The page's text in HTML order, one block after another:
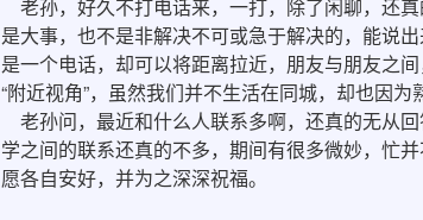
老孙，好久不打电话来，一打，除了闲聊，还
是大事，也不是非解决不可或急于解决的，能说
是一个电话，却可以将距离拉近，朋友与朋友之
“附近视角”，虽然我们并不生活在同城，却也因为
老孙问，最近和什么人联系多啊，还真的无从
学之间的联系还真的不多，期间有很多微妙，忙
愿各自安好，并为之深深祝福。